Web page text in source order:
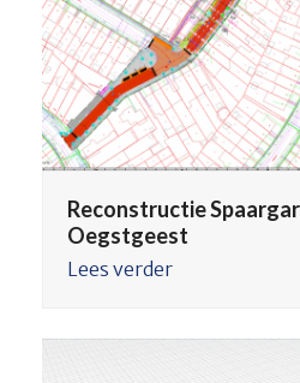
Reconstructie
Oegstgeest
Lees verder